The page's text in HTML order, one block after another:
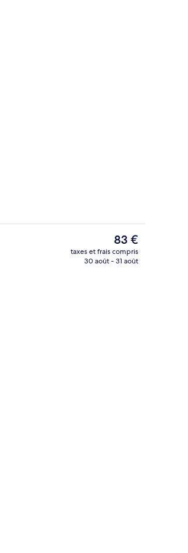
Le
prix
actuel
83 €
taxes et frais compris
30 août - 31 août